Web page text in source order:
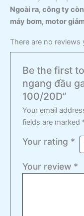
Ngoài ra, công ty
máy bơm, motor
There are no reviews
Be the first
ngang đầu
100/20D”
Your email
fields are marked
Your rating *
Your review *